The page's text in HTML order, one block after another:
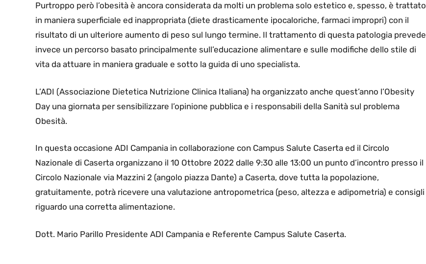
Purtroppo però l’obesità è ancora considerata da molti un problema solo estetico e, spesso, è trattato
in maniera superficiale ed inappropriata (diete drasticamente ipocaloriche, farmaci impropri) con il
risultato di un ulteriore aumento di peso sul lungo termine. Il trattamento di questa patologia prevede
invece un percorso basato principalmente sull’educazione alimentare e sulle modifiche dello stile di
vita da attuare in maniera graduale e sotto la guida di uno specialista.
L’ADI (Associazione Dietetica Nutrizione Clinica Italiana) ha organizzato anche quest’anno l’Obesity
Day una giornata per sensibilizzare l’opinione pubblica e i responsabili della Sanità sul problema
Obesità.
In questa occasione ADI Campania in collaborazione con Campus Salute Caserta ed il Circolo
Nazionale di Caserta organizzano il 10 Ottobre 2022 dalle 9:30 alle 13:00 un punto d’incontro presso il
Circolo Nazionale via Mazzini 2 (angolo piazza Dante) a Caserta, dove tutta la popolazione,
gratuitamente, potrà ricevere una valutazione antropometrica (peso, altezza e adipometria) e consigli
riguardo una corretta alimentazione.
Dott. Mario Parillo Presidente ADI Campania e Referente Campus Salute Caserta.